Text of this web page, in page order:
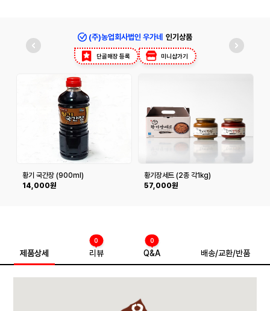
(주)농업회사법인 우가네 인기상품
단골매장 등록 미니샵가기
황기 국간장 (900ml)
14,000원
황기장세트 (2종 각1kg)
57,000원
제품상세 리뷰
0
Q&A
0
배송/교환/반품